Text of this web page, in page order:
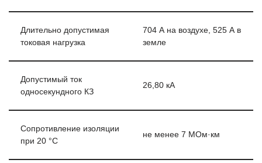
Длительно допустимая
токовая нагрузка
704 А на воздухе, 525 А в
земле
Допустимый ток
односекундного КЗ
26,80 кА
Сопротивление изоляции
при 20 °С
не менее 7 МОм·км